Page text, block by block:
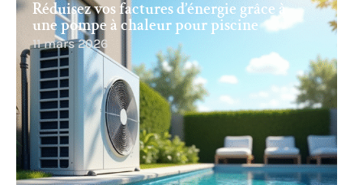
Réduisez vos factures d’énergie grâce à
une pompe à chaleur pour piscine
11 mars 2026